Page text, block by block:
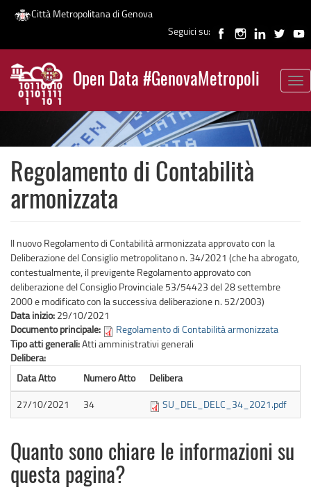
Salta
contenuto
principale
Città Metropolitana di Genova
Seguici su:
Open Data #GenovaMetropoli
News
Regolamento di Contabilità
armonizzata
Il nuovo Regolamento di Contabilità armonizzata approvato con la
Deliberazione del Consiglio metropolitano n. 34/2021 (che ha abrogato,
contestualmente, il previgente Regolamento approvato con
deliberazione del Consiglio Provinciale 53/54423 del 28 settembre
2000 e modificato con la successiva deliberazione n. 52/2003)
Data inizio: 29/10/2021
Documento principale:
Regolamento di Contabilità armonizzata
Tipo atti generali:Atti amministrativi generali
Delibera:
Data Atto
Numero Atto
Delibera
27/10/2021
34 SU_DEL_DELC_34_2021.pdf
Quanto sono chiare le informazioni su
questa pagina?